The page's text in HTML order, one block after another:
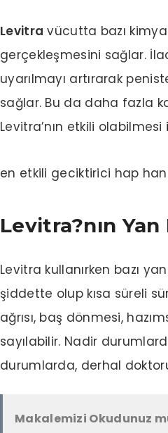
Levitra vücutta bazı
gerçekleşmesini sağlar.
uyarılmayı artırarak
sağlar. Bu da daha fazla
Levitra’nın etkili
en etkili geciktirici hap
Levitra?nın
Levitra kullanırken bazı
şiddette olup kısa süreli
ağrısı, baş dönmesi,
sayılabilir. Nadir
durumlarda, derhal
Makalemizi Okudunuz